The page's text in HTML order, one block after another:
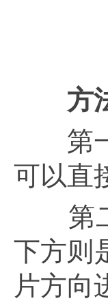
方
第一
可以直
第二
下方则
片方向